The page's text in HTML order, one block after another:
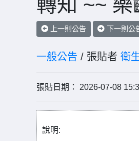
轉知 ~~
上一則公告 下一則公
一般公告 / 張貼者 衛
張貼日期： 2026-07-08
說明: